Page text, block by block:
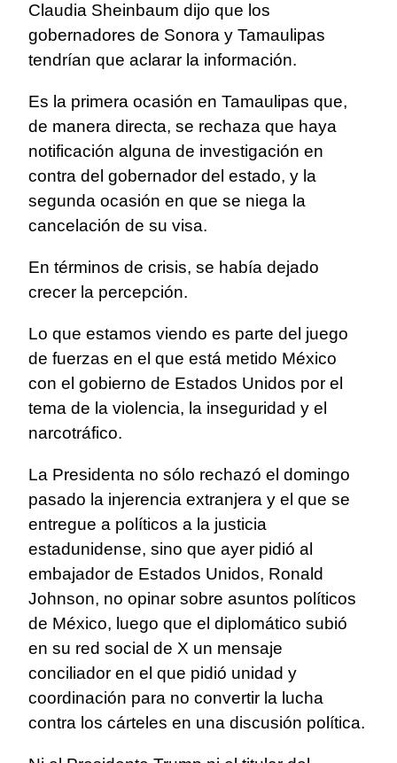
Claudia Sheinbaum dijo que los
gobernadores de Sonora y Tamaulipas
tendrían que aclarar la información.
Es la primera ocasión en Tamaulipas que,
de manera directa, se rechaza que haya
notificación alguna de investigación en
contra del gobernador del estado, y la
segunda ocasión en que se niega la
cancelación de su visa.
En términos de crisis, se había dejado
crecer la percepción.
Lo que estamos viendo es parte del juego
de fuerzas en el que está metido México
con el gobierno de Estados Unidos por el
tema de la violencia, la inseguridad y el
narcotráfico.
La Presidenta no sólo rechazó el domingo
pasado la injerencia extranjera y el que se
entregue a políticos a la justicia
estadunidense, sino que ayer pidió al
embajador de Estados Unidos, Ronald
Johnson, no opinar sobre asuntos políticos
de México, luego que el diplomático subió
en su red social de X un mensaje
conciliador en el que pidió unidad y
coordinación para no convertir la lucha
contra los cárteles en una discusión política.